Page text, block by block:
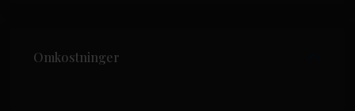
Omkostninger